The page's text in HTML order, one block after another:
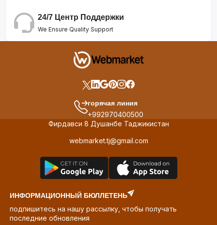
24/7 Центр Поддержки
We Ensure Quality Support
горячая линия
+992970400500
Фирдавси 8 Душанбе Таджикистан
webmarket.tj@gmail.com
ИНФОРМАЦИОННЫЙ БЮЛЛЕТЕНЬ
подпишитесь на нашу рассылку, чтобы получать
последние обновления